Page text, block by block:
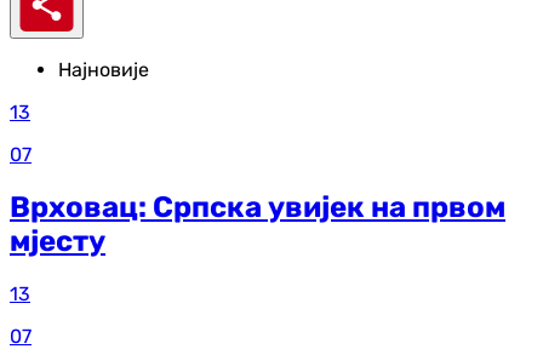
Најновије
13
07
Врховац: Српска увијек на првом
мјесту
13
07